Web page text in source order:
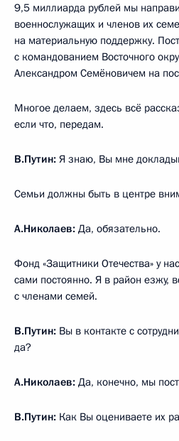
9,5 миллиарда рублей мы
военнослужащих и членов их
на материальную поддержку.
с командованием Восточного
Александром Семёновичем на
Многое делаем, здесь всё
если что, передам.
В.Путин: Я знаю, Вы мне
Семьи должны быть в центре
А.Николаев: Да, обязательно.
Фонд «Защитники Отечества» у
сами постоянно. Я в район езжу,
с членами семей.
В.Путин: Вы в контакте с
да?
А.Николаев: Да, конечно, мы
В.Путин: Как Вы оцениваете их